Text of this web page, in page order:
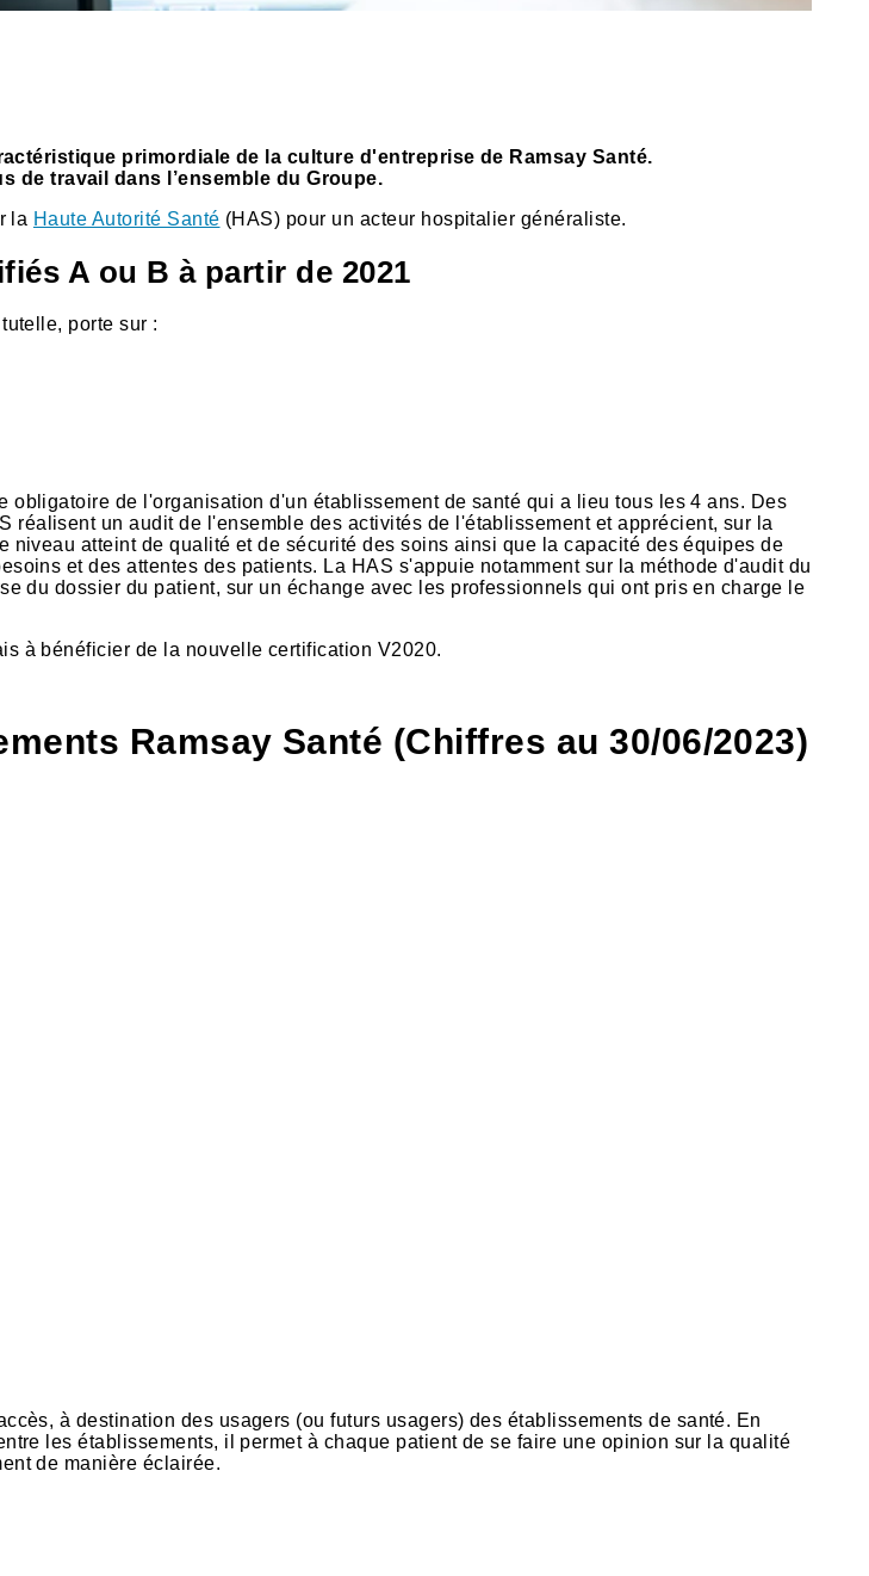
primordiale de la culture d'entreprise de Ramsay Santé.
de travail dans l’ensemble du Groupe.
la Haute Autorité Santé (HAS) pour un acteur hospitalier généraliste.
A ou B à partir de 2021
porte sur :
obligatoire de l'organisation d'un établissement de santé qui a lieu tous les 4 ans. Des
réalisent un audit de l'ensemble des activités de l'établissement et apprécient, sur la
niveau atteint de qualité et de sécurité des soins ainsi que la capacité des équipes de
et des attentes des patients. La HAS s'appuie notamment sur la méthode d'audit du
du dossier du patient, sur un échange avec les professionnels qui ont pris en charge le
à bénéficier de la nouvelle certification V2020.
Ramsay Santé (Chiffres au 30/06/2023)
à destination des usagers (ou futurs usagers) des établissements de santé. En
les établissements, il permet à chaque patient de se faire une opinion sur la qualité
de manière éclairée.